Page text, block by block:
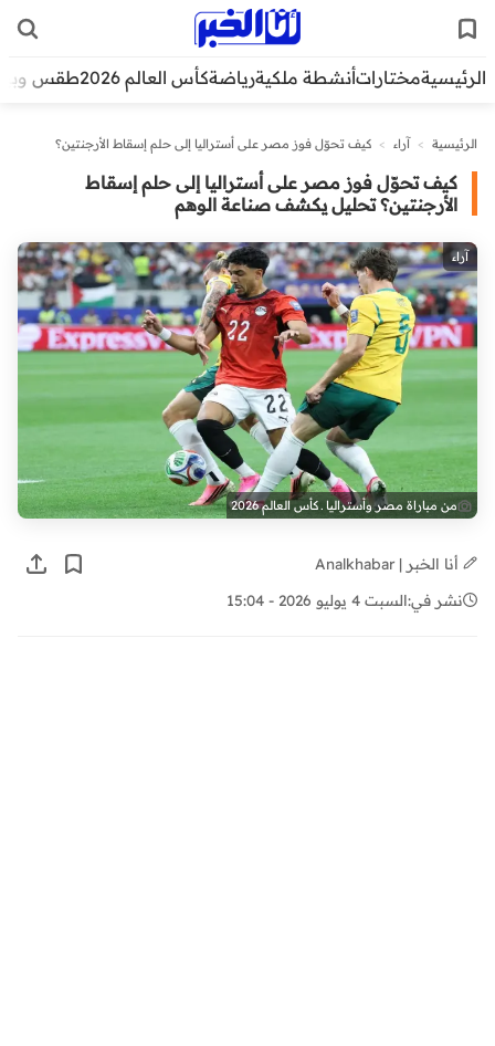
الرئيسيةمختاراتأنشطة ملكيةرياضةكأس العالم 2026 طقس
الرئيسية > آراء > كيف تحوّل فوز مصر على أستراليا إلى حلم إسقاط الأرجنتين؟
كيف تحوّل فوز مصر على أستراليا إلى حلم إسقاط
الأرجنتين؟ تحليل يكشف صناعة الوهم
آراء
من مباراة مصر وأستراليا ـ كأس العالم 2026
أنا الخبر | Analkhabar
نشر في:السبت 4 يوليو 2026 - 15:04